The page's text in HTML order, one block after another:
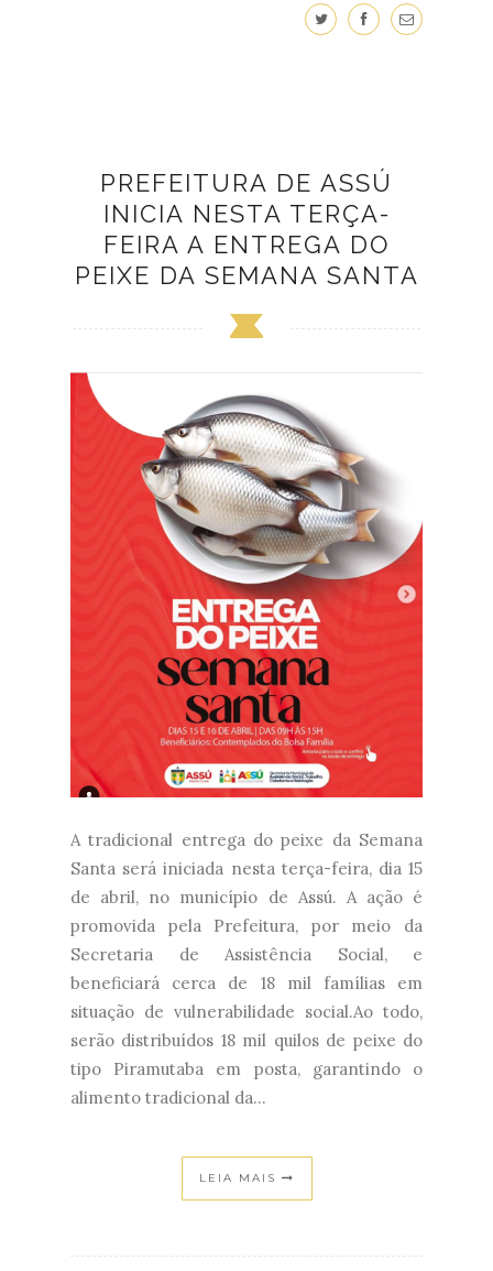
PREFEITURA DE ASSÚ
INICIA NESTA TERÇA-
FEIRA A ENTREGA DO
PEIXE DA SEMANA SANTA
A tradicional entrega do peixe da Semana
Santa será iniciada nesta terça-feira, dia 15
de abril, no município de Assú. A ação é
promovida pela Prefeitura, por meio da
Secretaria de Assistência Social, e
beneficiará cerca de 18 mil famílias em
situação de vulnerabilidade social.Ao todo,
serão distribuídos 18 mil quilos de peixe do
tipo Piramutaba em posta, garantindo o
alimento tradicional da...
LEIA MAIS